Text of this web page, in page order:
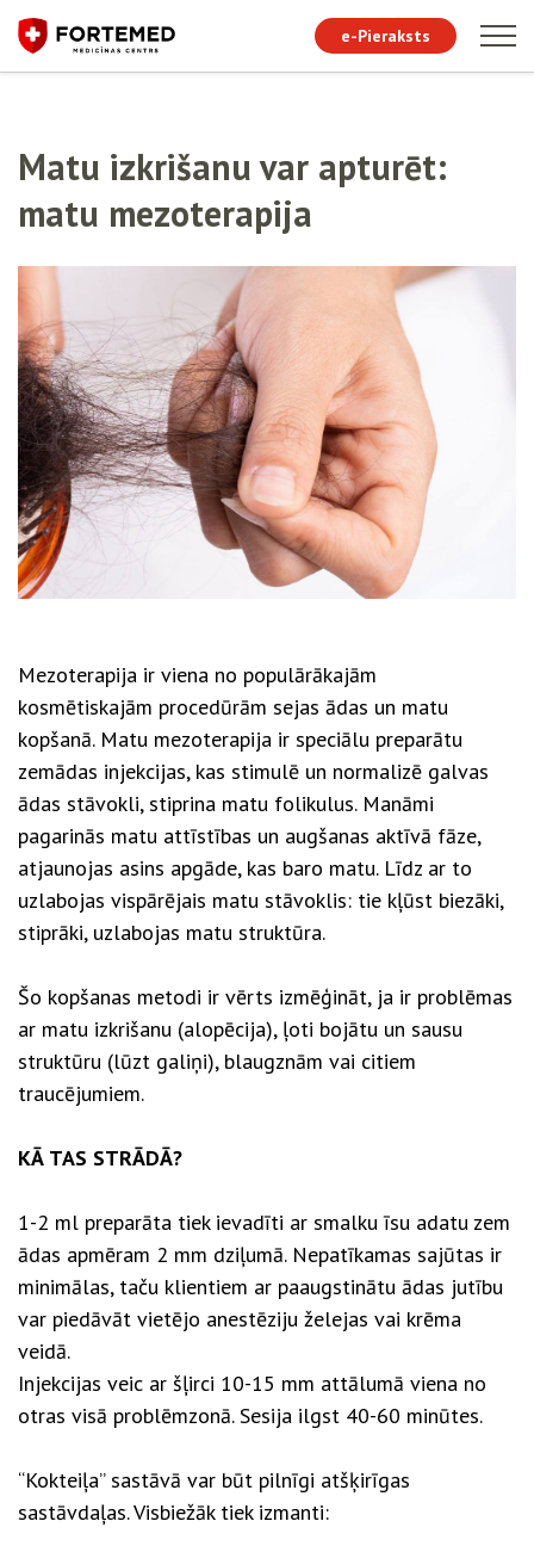
e-Pieraksts
Matu izkrišanu var apturēt:
matu mezoterapija
Mezoterapija ir viena no populārākajām
kosmētiskajām procedūrām sejas ādas un matu
kopšanā. Matu mezoterapija ir speciālu preparātu
zemādas injekcijas, kas stimulē un normalizē galvas
ādas stāvokli, stiprina matu folikulus. Manāmi
pagarinās matu attīstības un augšanas aktīvā fāze,
atjaunojas asins apgāde, kas baro matu. Līdz ar to
uzlabojas vispārējais matu stāvoklis: tie kļūst biezāki,
stiprāki, uzlabojas matu struktūra.
Šo kopšanas metodi ir vērts izmēģināt, ja ir problēmas
ar matu izkrišanu (alopēcija), ļoti bojātu un sausu
struktūru (lūzt galiņi), blaugznām vai citiem
traucējumiem.
KĀ TAS STRĀDĀ?
1-2 ml preparāta tiek ievadīti ar smalku īsu adatu zem
ādas apmēram 2 mm dziļumā. Nepatīkamas sajūtas ir
minimālas, taču klientiem ar paaugstinātu ādas jutību
var piedāvāt vietējo anestēziju želejas vai krēma
veidā.
Injekcijas veic ar šļirci 10-15 mm attālumā viena no
otras visā problēmzonā. Sesija ilgst 40-60 minūtes.
“Kokteiļa” sastāvā var būt pilnīgi atšķirīgas
sastāvdaļas. Visbiežāk tiek izmanti: